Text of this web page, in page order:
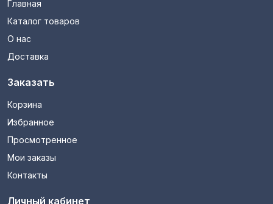
Главная
Каталог товаров
О нас
Доставка
Заказать
Корзина
Избранное
Просмотренное
Мои заказы
Контакты
Личный кабинет